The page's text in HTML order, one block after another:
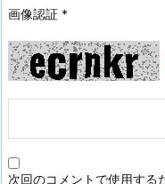
画像認証 *
次回のコメントで使用する